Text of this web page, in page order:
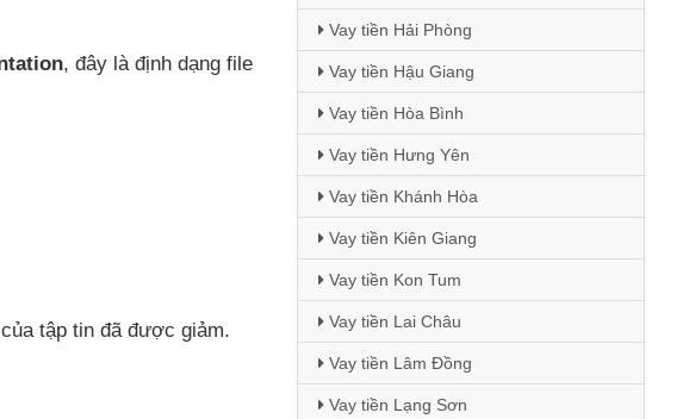
, đây là định dạng file
của tập tin đã được giảm.
Vay tiền Hải Phòng
Vay tiền Hậu Giang
Vay tiền Hòa Bình
Vay tiền Hưng Yên
Vay tiền Khánh Hòa
Vay tiền Kiên Giang
Vay tiền Kon Tum
Vay tiền Lai Châu
Vay tiền Lâm Đồng
Vay tiền Lạng Sơn